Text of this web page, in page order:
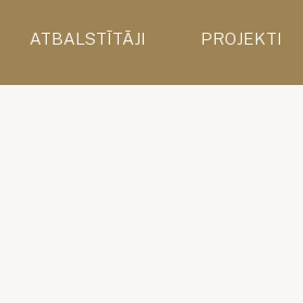
ATBALSTĪTĀJI PROJEKTI